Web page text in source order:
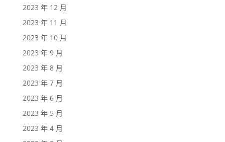
2023 年 12 月
2023 年 11 月
2023 年 10 月
2023 年 9 月
2023 年 8 月
2023 年 7 月
2023 年 6 月
2023 年 5 月
2023 年 4 月